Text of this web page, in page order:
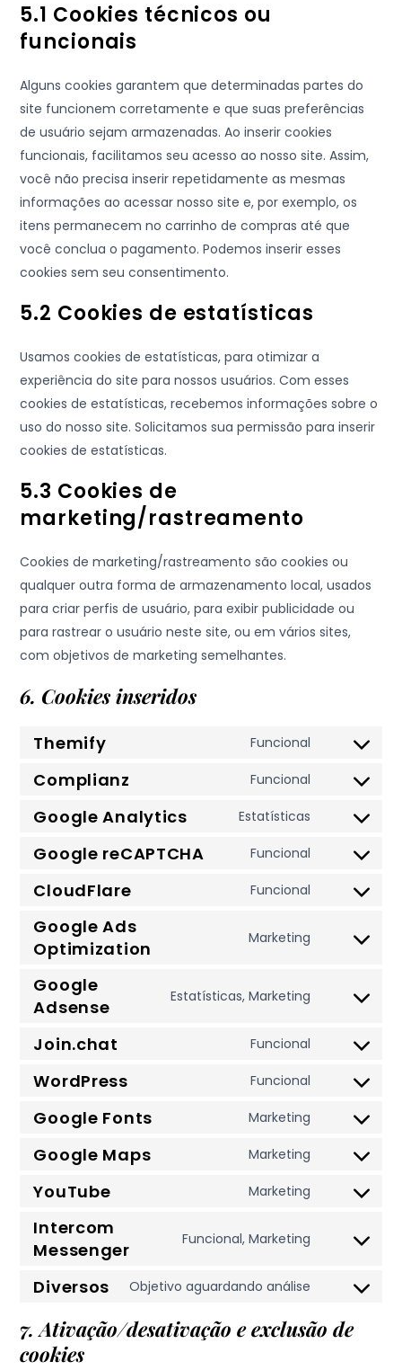
5.1 Cookies técnicos ou
funcionais
Alguns cookies garantem que determinadas partes do
site funcionem corretamente e que suas preferências
de usuário sejam armazenadas. Ao inserir cookies
funcionais, facilitamos seu acesso ao nosso site. Assim,
você não precisa inserir repetidamente as mesmas
informações ao acessar nosso site e, por exemplo, os
itens permanecem no carrinho de compras até que
você conclua o pagamento. Podemos inserir esses
cookies sem seu consentimento.
5.2 Cookies de estatísticas
Usamos cookies de estatísticas, para otimizar a
experiência do site para nossos usuários. Com esses
cookies de estatísticas, recebemos informações sobre o
uso do nosso site. Solicitamos sua permissão para inserir
cookies de estatísticas.
5.3 Cookies de
marketing/rastreamento
Cookies de marketing/rastreamento são cookies ou
qualquer outra forma de armazenamento local, usados
para criar perfis de usuário, para exibir publicidade ou
para rastrear o usuário neste site, ou em vários sites,
com objetivos de marketing semelhantes.
6. Cookies inseridos
Themify Funcional
Consent
themify
Complianz Funcional
Consent
complianz
Google Analytics Estatísticas
Consent
google-
Google reCAPTCHA Funcional
Consent
google-
CloudFlare Funcional
Consent
service
Google Ads
Optimization
Marketing
Consent
service
Google
Adsense
Estatísticas, Marketing
Consent
service
google-
Join.chat Funcional
Consent
join.chat
WordPress Funcional
Consent
wordpress
Google Fonts Marketing
Consent
google-
Google Maps Marketing
Consent
google-
YouTube Marketing
Consent
service
Intercom
Messenger
Funcional, Marketing
Consent
service
intercom-
messenger
Diversos Objetivo aguardando análise
Consent
7. Ativação/desativação e exclusão de
cookies